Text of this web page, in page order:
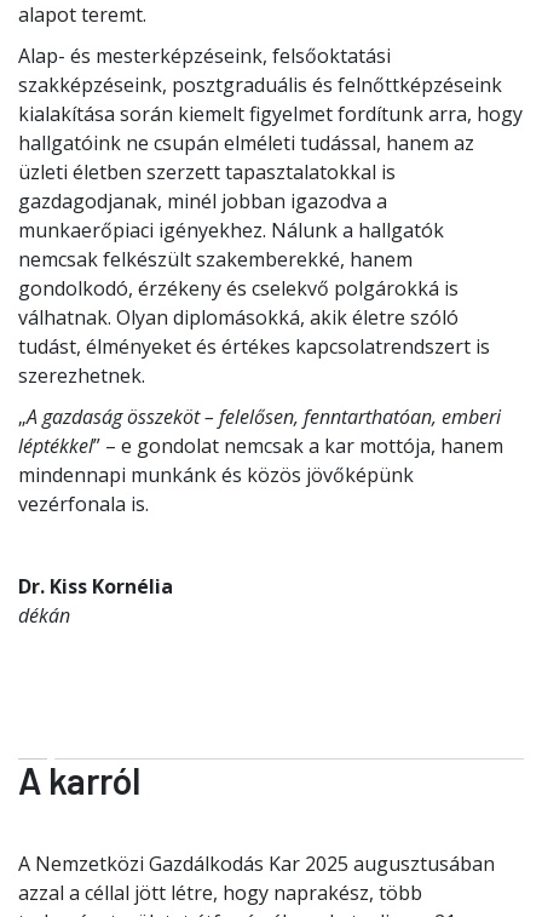
alapot teremt.
Alap- és mesterképzéseink, felsőoktatási
szakképzéseink, posztgraduális és felnőttképzéseink
kialakítása során kiemelt figyelmet fordítunk arra, hogy
hallgatóink ne csupán elméleti tudással, hanem az
üzleti életben szerzett tapasztalatokkal is
gazdagodjanak, minél jobban igazodva a
munkaerőpiaci igényekhez. Nálunk a hallgatók
nemcsak felkészült szakemberekké, hanem
gondolkodó, érzékeny és cselekvő polgárokká is
válhatnak. Olyan diplomásokká, akik életre szóló
tudást, élményeket és értékes kapcsolatrendszert is
szerezhetnek.
„A gazdaság összeköt – felelősen, fenntarthatóan, emberi
léptékkel” – e gondolat nemcsak a kar mottója, hanem
mindennapi munkánk és közös jövőképünk
vezérfonala is.
Dr. Kiss Kornélia
dékán
A karról
A Nemzetközi Gazdálkodás Kar 2025 augusztusában
azzal a céllal jött létre, hogy naprakész, több